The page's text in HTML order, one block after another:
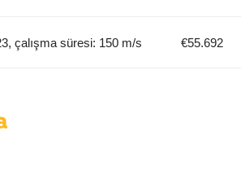
çalışma süresi: 150 m/s €55.692